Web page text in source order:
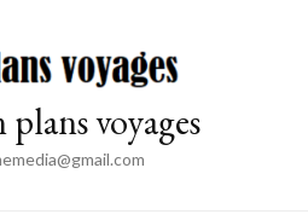
voyages